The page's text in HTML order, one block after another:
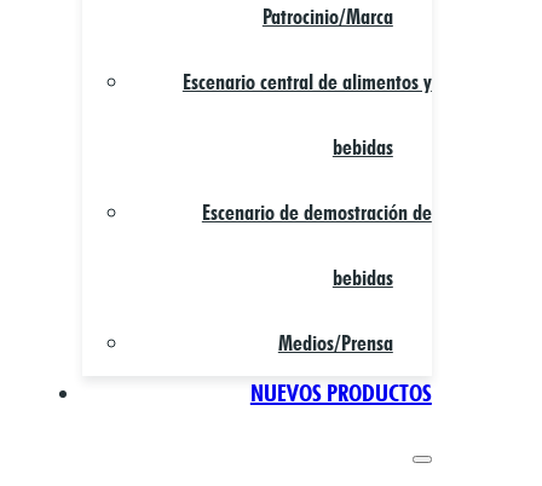
Patrocinio/Marca
Escenario central de alimentos y
bebidas
Escenario de demostración de
bebidas
Medios/Prensa
NUEVOS PRODUCTOS